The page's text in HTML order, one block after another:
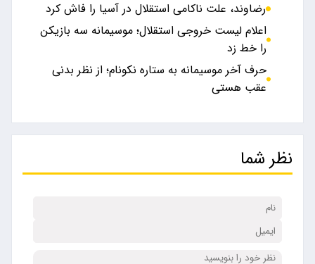
رضاوند، علت ناکامی استقلال در آسیا را فاش کرد
اعلام لیست خروجی استقلال؛ موسیمانه سه بازیکن
را خط زد
حرف آخر موسیمانه به ستاره نکونام؛ از نظر بدنی
عقب هستی
نظر شما